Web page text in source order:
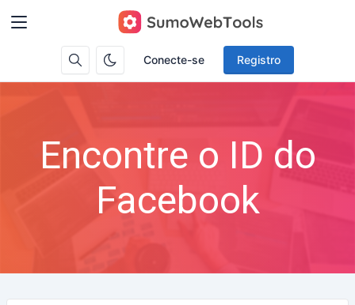
Conecte-se Registro
Encontre o ID do
Facebook